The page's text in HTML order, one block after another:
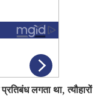
लगता था, त्यौहारों